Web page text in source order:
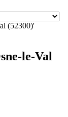
(52300)'
le-Val